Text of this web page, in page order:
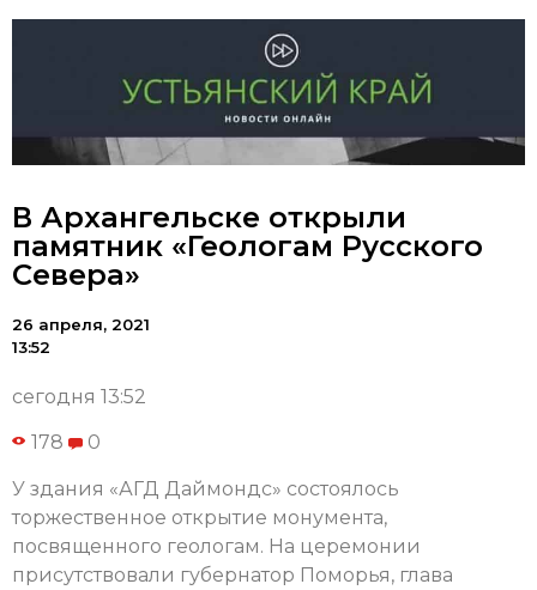
В Архангельске открыли
памятник «Геологам Русского
Севера»
26 апреля, 2021
13:52
сегодня 13:52
178 0
У здания «АГД Даймондс» состоялось
торжественное открытие монумента,
посвященного геологам. На церемонии
присутствовали губернатор Поморья, глава